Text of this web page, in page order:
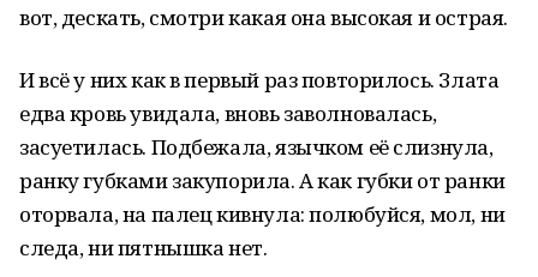
вот, дескать, смотри какая она высокая и острая.
И всё у них как в первый раз повторилось. Злата
едва кровь увидала, вновь заволновалась,
засуетилась. Подбежала, язычком её слизнула,
ранку губками закупорила. А как губки от ранки
оторвала, на палец кивнула: полюбуйся, мол, ни
следа, ни пятнышка нет.